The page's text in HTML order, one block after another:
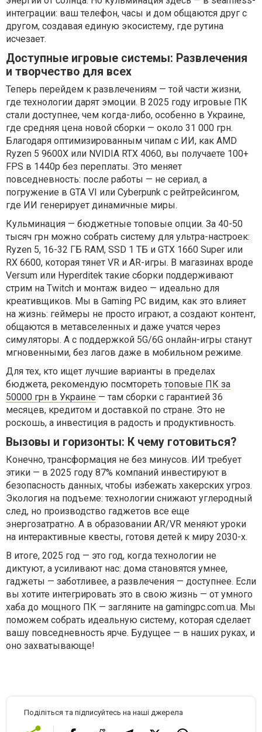
интеграции: ваш телефон, часы и дом общаются друг с
другом, создавая единую экосистему, где рутина
исчезает.
Доступные игровые системы: Развлечения
и творчество для всех
Теперь перейдем к развлечениям — той части жизни,
где технологии дарят эмоции. В 2025 году игровые ПК
стали доступнее, чем когда-либо, особенно в Украине,
где средняя цена новой сборки — около 31 000 грн.
Благодаря оптимизированным чипам с ИИ, как AMD
Ryzen 5 9600X или NVIDIA RTX 4060, вы получаете 100+
FPS в 1440p без переплаты. Это меняет
повседневность: после работы — не сериал, а
погружение в GTA VI или Cyberpunk с рейтрейсингом,
где ИИ генерирует динамичные миры.
Кульминация — бюджетные топовые опции. За 40-50
тысяч грн можно собрать систему для ультра-настроек:
Ryzen 5, 16-32 ГБ RAM, SSD 1 ТБ и GTX 1660 Super или
RX 6600, которая тянет VR и AR-игры. В магазинах вроде
Versum или Hyperditek такие сборки поддерживают
стрим на Twitch и монтаж видео — идеально для
креативщиков. Мы в Gaming PC видим, как это влияет
на жизнь: геймеры не просто играют, а создают контент,
общаются в метавселенных и даже учатся через
симуляторы. А с поддержкой 5G/6G онлайн-игры станут
мгновенными, без лагов даже в мобильном режиме.
Для тех, кто ищет лучшие варианты в пределах
бюджета, рекомендую посмтореть топовые ПК за
50000 грн в Украине — там сборки с гарантией 36
месяцев, кредитом и доставкой по стране. Это не
роскошь, а инвестиция в радость и продуктивность.
Вызовы и горизонты: К чему готовиться?
Конечно, трансформация не без минусов. ИИ требует
этики — в 2025 году 87% компаний инвестируют в
безопасность данных, чтобы избежать хакерских угроз.
Экология на подъеме: технологии снижают углеродный
след, но производство гаджетов все еще
энергозатратно. А в образовании AR/VR меняют уроки
на интерактивные квесты, готовя детей к миру 2030-х.
В итоге, 2025 год — это год, когда технологии не
диктуют, а усиливают нас: дома становятся умнее,
гаджеты — заботливее, а развлечения — доступнее. Если
вы хотите интегрировать это в свою жизнь — от умного
хаба до мощного ПК — загляните на gamingpc.com.ua. Мы
поможем собрать идеальную систему, которая сделает
вашу повседневность ярче. Будущее — в наших руках, и
оно захватывающе!
Поділіться та підписуйтесь на наші джерела